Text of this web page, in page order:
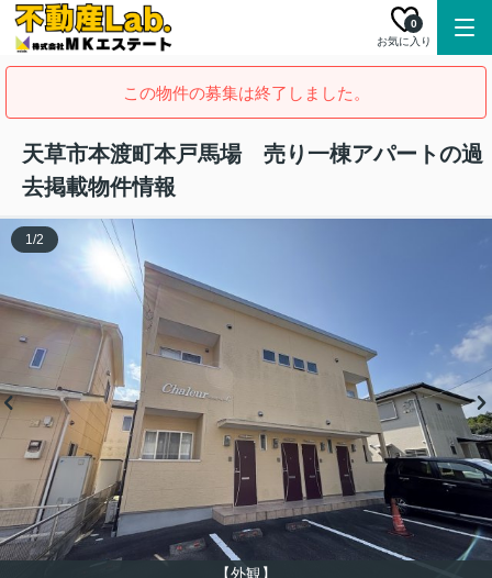
お気に入り
0
この物件の募集は終了しました。
天草市本渡町本戸馬場 売り一棟アパートの過
去掲載物件情報
【外観】
1/2